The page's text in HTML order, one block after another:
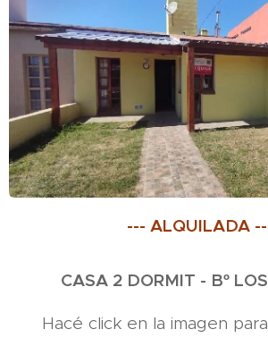
--- ALQUILADA
CASA 2 DORMIT - Bº
Hacé click en la imagen